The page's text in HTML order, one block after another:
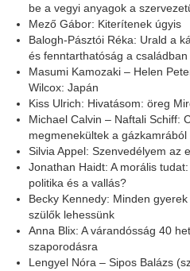
be a vegyi anyagok a
Mező Gábor: Kiterítenek úgyis
Balogh-Pásztói Réka: Urald a
és fenntarthatóság a családban
Masumi Kamozaki – Helen
Wilcox: Japán
Kiss Ulrich: Hivatásom: öreg
Michael Calvin – Naftali Schiff:
megmenekültek a gázkamrából
Silvia Appel: Szenvedélyem az
Jonathan Haidt: A morális
politika és a vallás?
Becky Kennedy: Minden
szülők lehessünk
Anna Blix: A várandósság 40
szaporodásra
Lengyel Nóra – Sipos Balázs